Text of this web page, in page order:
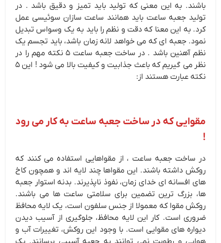
باشند. به این معنی که تولید باید تمیز و دقیق باشد . در
تولید جعبه ساعت باید همانند ساعت سازان سوئیسی عمل
کرد. به این معنا که دقت و نظم را باید به یک وسواس تبدیل
نمود. جعبه ای که می خواهد لانه زمان باشد، باید تجسم یک
نظم آهنین باشد . در ساخت جعبه ساعت ۵ نکته مهم را در
نظر می گیریم که باعث جذابیت و کیفیت بالا می شود ! این ۵
نکته عبارت هستند از:
مقوایی که در ساخت جعبه ساعت به کار می رود
!
در ساخت جعبه ساعت ، از مقواهایی استفاده می کنند که
روکش داشته باشند. این مقواها چند لایه اند و همچون کاخ
های افسانه ای خدای زمان، نفوذ ناپذیرند. بدنه استوار جعبه
ها، بزرگ ترین تضمین برای سلامتی ساعت ها می باشند.
روکش مقوا که معمولا از جنس سلفون است، یک لایه محافظ
ضروری است. کار این لایه محافظ، جلوگیری از آسیب دیدن
دیواره های مقوایی است. با وجود این روکش، تغییرات آب و